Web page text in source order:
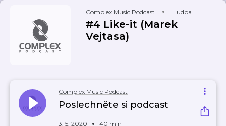
Complex Music Podcast Hudba
#4 Like-it (Marek
Vejtasa)
Complex Music Podcast
Poslechněte si podcast
3. 5. 2020 40 min